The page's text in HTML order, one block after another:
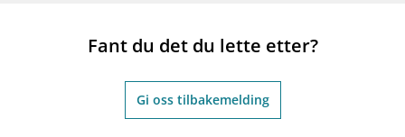
Fant du det du lette etter?
Gi oss tilbakemelding